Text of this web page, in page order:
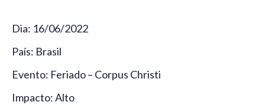
Dia: 16/06/2022
País: Brasil
Evento: Feriado – Corpus Christi
Impacto: Alto